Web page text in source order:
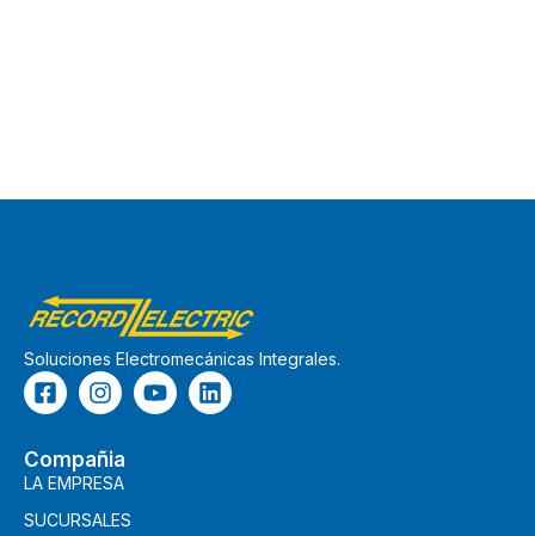
Soluciones Electromecánicas Integrales.
Compañia
LA EMPRESA
SUCURSALES